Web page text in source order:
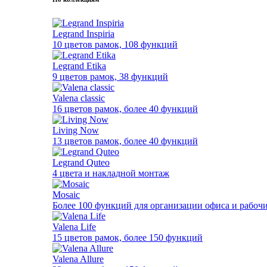
Legrand Inspiria
10 цветов рамок, 108 функций
Legrand Etika
9 цветов рамок, 38 функций
Valena classic
16 цветов рамок, более 40 функций
Living Now
13 цветов рамок, более 40 функций
Legrand Quteo
4 цвета и накладной монтаж
Mosaic
Более 100 функций для организации офиса и
Valena Life
15 цветов рамок, более 150 функций
Valena Allure